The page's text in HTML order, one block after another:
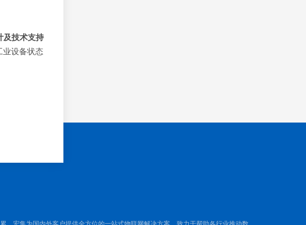
及技术支持
业设备状态